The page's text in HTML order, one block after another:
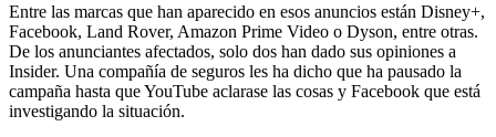
Entre las marcas que han aparecido en esos anuncios están Disney+,
Facebook, Land Rover, Amazon Prime Video o Dyson, entre otras.
De los anunciantes afectados, solo dos han dado sus opiniones a
Insider. Una compañía de seguros les ha dicho que ha pausado la
campaña hasta que YouTube aclarase las cosas y Facebook que está
investigando la situación.